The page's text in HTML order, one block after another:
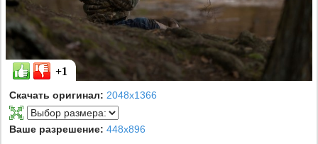
+1
Скачать оригинал: 2048x1366
Ваше разрешение: 448x896